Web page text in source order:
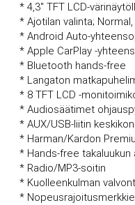
* 4,3" TFT LCD-
* Ajotilan valinta;
* Android Auto-
* Apple CarPlay -
* Bluetooth hands-free
* Langaton
* 8 TFT LCD -
* Audiosäätimet
* AUX/USB-liitin
* Harman/Kardon
* Hands-free takaluukun
* Radio/MP3-soitin
* Kuolleenkulman
*